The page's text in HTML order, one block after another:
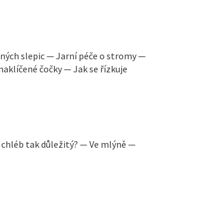
slepic — Jarní péče o stromy —
čočky — Jak se řízkuje
tak důležitý? — Ve mlýně —